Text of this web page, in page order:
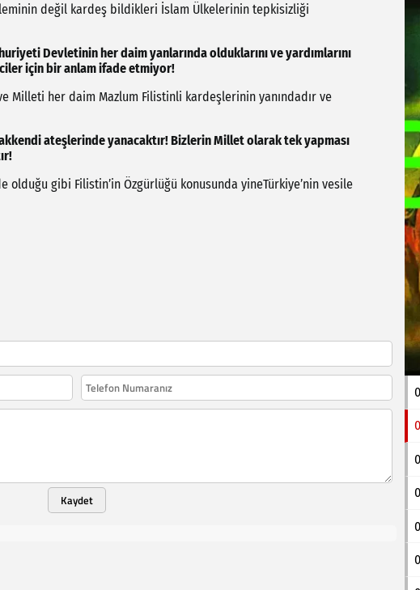
değil kardeş bildikleri İslam Ülkelerinin tepkisizliği
Devletinin her daim yanlarında olduklarını ve yardımlarını
için bir anlam ifade etmiyor!
Milleti her daim Mazlum Filistinli kardeşlerinin yanındadır ve
ateşlerinde yanacaktır! Bizlerin Millet olarak tek yapması
olduğu gibi Filistin’in Özgürlüğü konusunda yineTürkiye’nin vesile
Kaydet